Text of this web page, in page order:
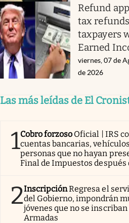
Refund
tax
taxpayers
Earned
viernes, 07 de
de 2026
Las más leídas de El
1Cobro forzoso Oficial | IRS
cuentas bancarias,
personas que no hayan
Final de Impuestos
2InscripciónRegresa el
del Gobierno, impondrán
jóvenes que no se inscriban
Armadas